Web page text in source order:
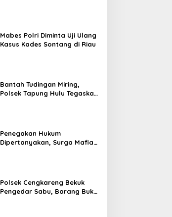
Mabes Polri Diminta Uji Ulang
Kasus Kades Sontang di Riau
Bantah Tudingan Miring,
Polsek Tapung Hulu Tegaskan
Penegakan Hukum
Dipertanyakan, Surga Mafia
Rusak
Polsek Cengkareng Bekuk
Pengedar Sabu, Barang Bukti